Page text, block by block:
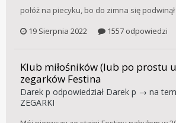
połóż na piecyku, bo do zimna się
19 Sierpnia 2022
1557 odpowiedzi
Klub miłośników (lub po prostu
zegarków Festina
Darek p odpowiedział Darek p → na
ZEGARKI